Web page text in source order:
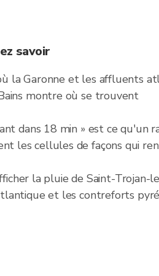
savoir
la Garonne et les affluents
montre où se trouvent
dans 18 min » est ce qu'un
les cellules de façons qui
la pluie de Saint-Trojan-
et les contreforts